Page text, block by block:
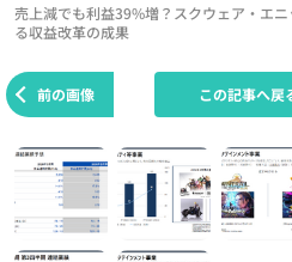
売上減でも利益39%増？スクウェア・エ
る収益改革の成果
前の画像 この記事へ戻